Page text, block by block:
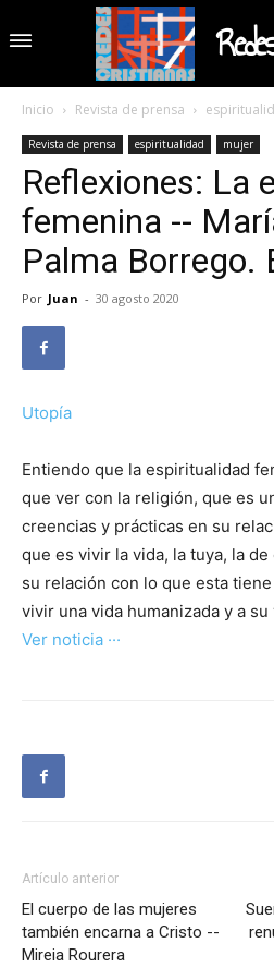
Inicio Revista de prensa
Revista de prensa espiritualidad mujer
Reflexiones: La
femenina --
Palma Borrego.
Por Juan - 30 agosto 2020
Utopía
Entiendo que la espiritualidad
que ver con la religión, que es
creencias y prácticas en su
que es vivir la vida, la tuya, la de
su relación con lo que esta
vivir una vida humanizada y a
Ver noticia ···
Artículo anterior
El cuerpo de las mujeres
también encarna a Cristo --
Mireia Rourera